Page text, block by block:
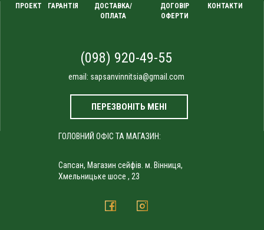
ПРОЕКТ ГАРАНТІЯ
ДОСТАВКА/
ОПЛАТА
ДОГОВІР
ОФЕРТИ
КОНТАКТИ
(098) 920-49-55
email: sapsanvinnitsia@gmail.com
ПЕРЕЗВОНІТЬ МЕНІ
ГОЛОВНИЙ ОФІС ТА МАГАЗИН:
Сапсан, Магазин сейфів. м. Вінниця,
Хмельницьке шосе , 23